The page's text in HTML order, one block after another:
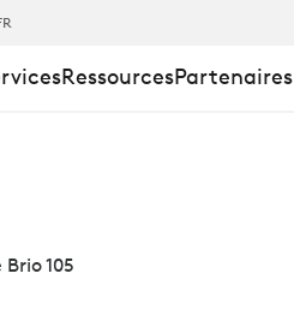
RessourcesPartenaires
105